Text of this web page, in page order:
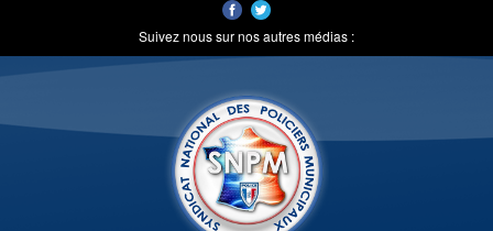
Suivez nous sur nos autres médias :